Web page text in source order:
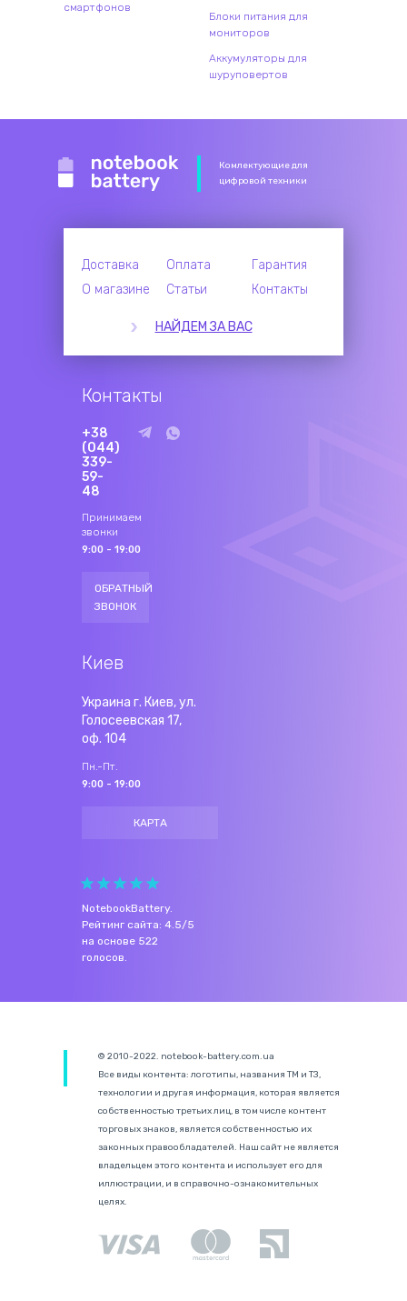
смартфонов
Блоки питания для
мониторов
Аккумуляторы для
шуруповертов
Комлектующие для
цифровой техники
Доставка Оплата
Гарантия
О магазине
Статьи Контакты
НАЙДЕМ ЗА ВАС
Контакты
+38
(044)
339-
59-
48
Принимаем
звонки
9:00 - 19:00
ОБРАТНЫЙ
ЗВОНОК
Киев
Украина г. Киев, ул.
Голосеевская 17,
оф. 104
Пн.-Пт.
9:00 - 19:00
КАРТА
NotebookBattery.
Рейтинг сайта: 4.5/5
на основе 522
голосов.
© 2010-2022. notebook-battery.com.ua
Все виды контента: логотипы, названия ТМ и ТЗ,
технологии и другая информация, которая является
собственностью третьих лиц, в том числе контент
торговых знаков, является собственностью их
законных правообладателей. Наш сайт не является
владельцем этого контента и использует его для
иллюстрации, и в справочно-ознакомительных
целях.